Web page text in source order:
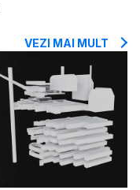
VEZI MAI MULT